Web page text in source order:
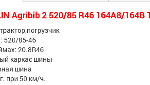
Agribib 2 520/85 R46 164A8/164B
520/85-46
20.8R46
каркас шины
шина
при 50 км/ч.